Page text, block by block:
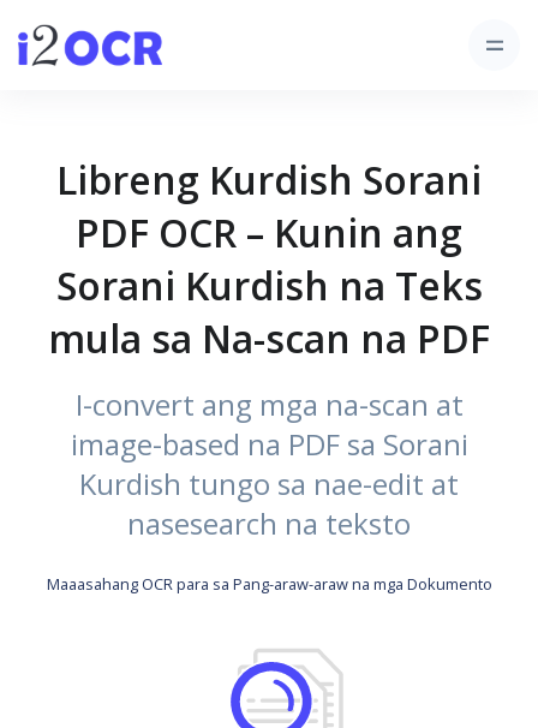
Libreng Kurdish Sorani
PDF OCR – Kunin ang
Sorani Kurdish na Teks
mula sa Na-scan na PDF
I-convert ang mga na-scan at
image-based na PDF sa Sorani
Kurdish tungo sa nae-edit at
nasesearch na teksto
Maaasahang OCR para sa Pang-araw-araw na mga Dokumento